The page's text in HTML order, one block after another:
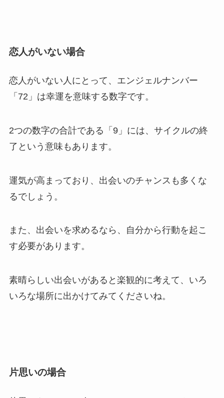
恋人がいない場合
恋人がいない人にとって、エンジェルナンバー
「72」は幸運を意味する数字です。
2つの数字の合計である「9」には、サイクルの終
了という意味もあります。
運気が高まっており、出会いのチャンスも多くな
るでしょう。
また、出会いを求めるなら、自分から行動を起こ
す必要があります。
素晴らしい出会いがあると楽観的に考えて、いろ
いろな場所に出かけてみてくださいね。
片思いの場合